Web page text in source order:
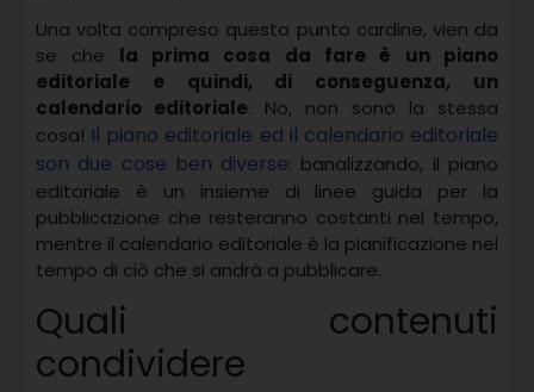
Una volta compreso questo punto cardine, vien da
se che la prima cosa da fare è un piano
editoriale e quindi, di conseguenza, un
calendario editoriale. No, non sono la stessa
cosa! Il piano editoriale ed il calendario editoriale
son due cose ben diverse: banalizzando, il piano
editoriale è un insieme di linee guida per la
pubblicazione che resteranno costanti nel tempo,
mentre il calendario editoriale è la pianificazione nel
tempo di ciò che si andrà a pubblicare.
Quali contenuti
condividere